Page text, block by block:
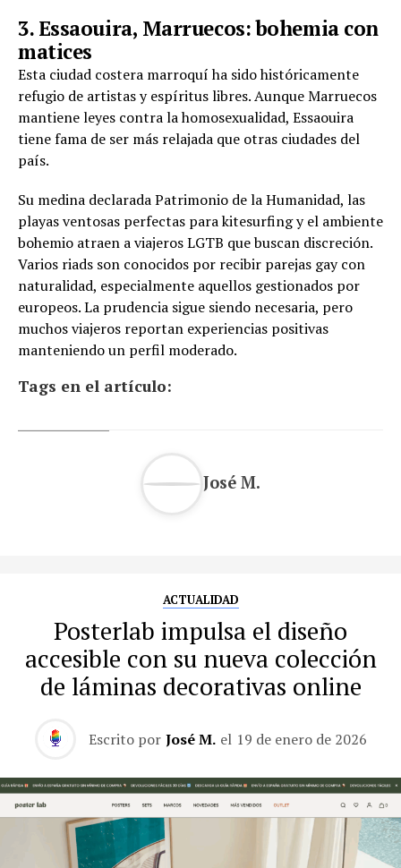
3. Essaouira, Marruecos: bohemia con
matices
Esta ciudad costera marroquí ha sido históricamente
refugio de artistas y espíritus libres. Aunque Marruecos
mantiene leyes contra la homosexualidad, Essaouira
tiene fama de ser más relajada que otras ciudades del
país.
Su medina declarada Patrimonio de la Humanidad, las
playas ventosas perfectas para kitesurfing y el ambiente
bohemio atraen a viajeros LGTB que buscan discreción.
Varios riads son conocidos por recibir parejas gay con
naturalidad, especialmente aquellos gestionados por
europeos. La prudencia sigue siendo necesaria, pero
muchos viajeros reportan experiencias positivas
manteniendo un perfil moderado.
Tags en el artículo:
José M.
ACTUALIDAD
Posterlab impulsa el diseño
accesible con su nueva colección
de láminas decorativas online
Escrito por José M. el 19 de enero de 2026